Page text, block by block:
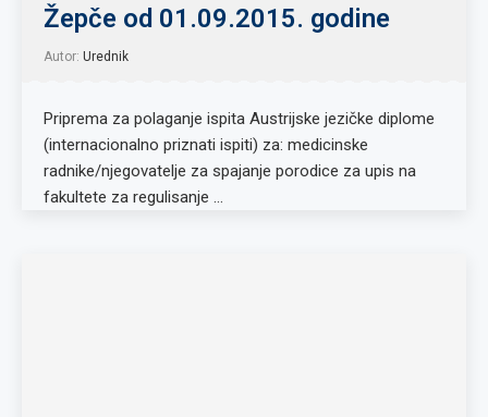
Žepče od 01.09.2015. godine
Autor: Urednik
Priprema za polaganje ispita Austrijske jezičke diplome
(internacionalno priznati ispiti) za: medicinske
radnike/njegovatelje za spajanje porodice za upis na
fakultete za regulisanje …